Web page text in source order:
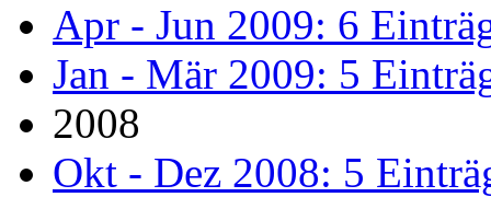
Apr - Jun 2009: 6
Jan - Mär 2009: 5
2008
Okt - Dez 2008: 5